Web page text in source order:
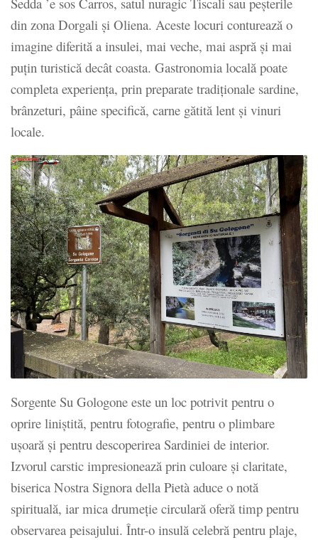
din zona Dorgali și Oliena. Aceste locuri conturează o
imagine diferită a insulei, mai veche, mai aspră și mai
puțin turistică decât coasta. Gastronomia locală poate
completa experiența, prin preparate tradiționale sardine,
brânzeturi, pâine specifică, carne gătită lent și vinuri
locale.
Sorgente Su Gologone este un loc potrivit pentru o
oprire liniștită, pentru fotografie, pentru o plimbare
ușoară și pentru descoperirea Sardiniei de interior.
Izvorul carstic impresionează prin culoare și claritate,
biserica Nostra Signora della Pietà aduce o notă
spirituală, iar mica drumeție circulară oferă timp pentru
observarea peisajului. Într-o insulă celebră pentru plaje,